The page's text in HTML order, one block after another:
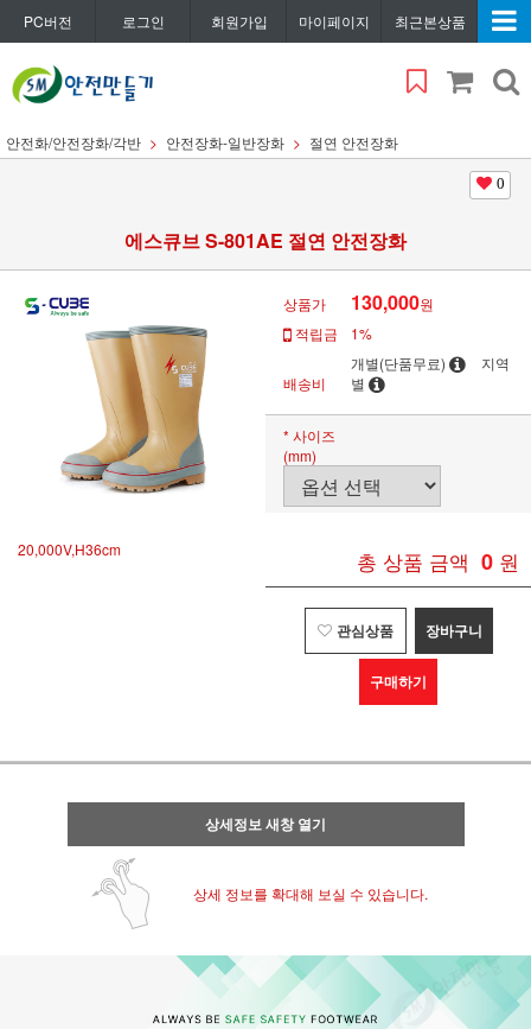
PC버전 로그인 회원가입 마이페이지 최근본상품
안전화/안전장화/각반 안전장화-일반장화 절연 안전장화
0
에스큐브 S-801AE 절연 안전장화
20,000V,H36cm
상품가 130,000원
적립금
1%
배송비
개별(단품무료)
지역
별
* 사이즈
(mm)
총 상품 금액 0 원
관심상품 장바구니
구매하기
상세정보 새창 열기
상세 정보를 확대해 보실 수 있습니다.